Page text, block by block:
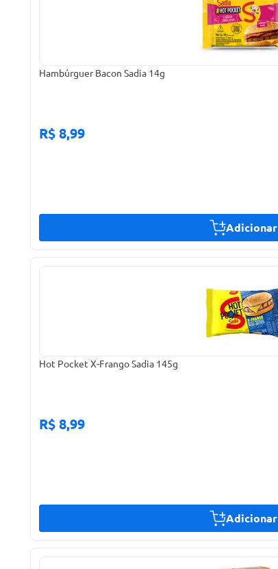
Hambúrguer Bacon Sadia 14g
R$ 8,99
Adicionar
Hot Pocket X-Frango Sadia 145g
R$ 8,99
Adicionar